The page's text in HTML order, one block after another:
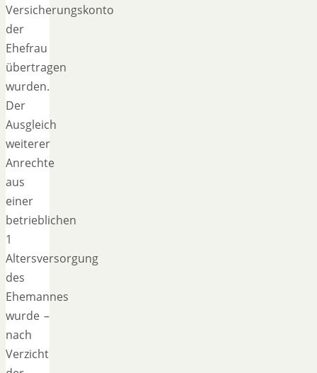
Versicherungskonto
der
Ehefrau
übertragen
wurden.
Der
Ausgleich
weiterer
Anrechte
aus
einer
betrieblichen
1
Altersversorgung
des
Ehemannes
wurde –
nach
Verzicht